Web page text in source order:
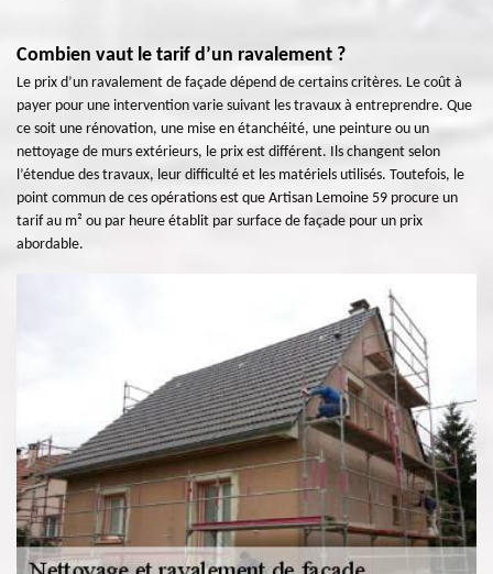
Combien vaut le tarif d’un ravalement ?
Le prix d’un ravalement de façade dépend de certains critères. Le coût à
payer pour une intervention varie suivant les travaux à entreprendre. Que
ce soit une rénovation, une mise en étanchéité, une peinture ou un
nettoyage de murs extérieurs, le prix est différent. Ils changent selon
l’étendue des travaux, leur difficulté et les matériels utilisés. Toutefois, le
point commun de ces opérations est que Artisan Lemoine 59 procure un
tarif au m² ou par heure établit par surface de façade pour un prix
abordable.